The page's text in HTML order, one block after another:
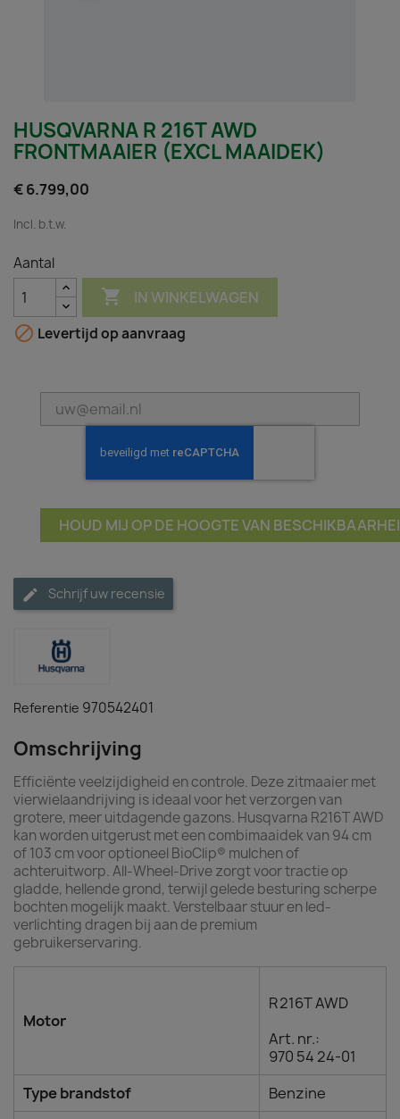
HUSQVARNA R 216T AWD
FRONTMAAIER (EXCL MAAIDEK)
€ 6.799,00
Incl. b.t.w.
Aantal
 IN WINKELWAGEN
 Levertijd op aanvraag
HOUD MIJ OP DE HOOGTE VAN
Schrijf uw recensie
Referentie 970542401
Omschrijving
Efficiënte veelzijdigheid en controle. Deze zitmaaier met
vierwielaandrijving is ideaal voor het verzorgen van
grotere, meer uitdagende gazons. Husqvarna R216T AWD
kan worden uitgerust met een combimaaidek van 94 cm
of 103 cm voor optioneel BioClip® mulchen of
achteruitworp. All-Wheel-Drive zorgt voor tractie op
gladde, hellende grond, terwijl gelede besturing scherpe
bochten mogelijk maakt. Verstelbaar stuur en led-
verlichting dragen bij aan de premium
gebruikerservaring.
Motor
R 216T AWD
Art. nr.:
970 54 24‑01
Type brandstof
Benzine